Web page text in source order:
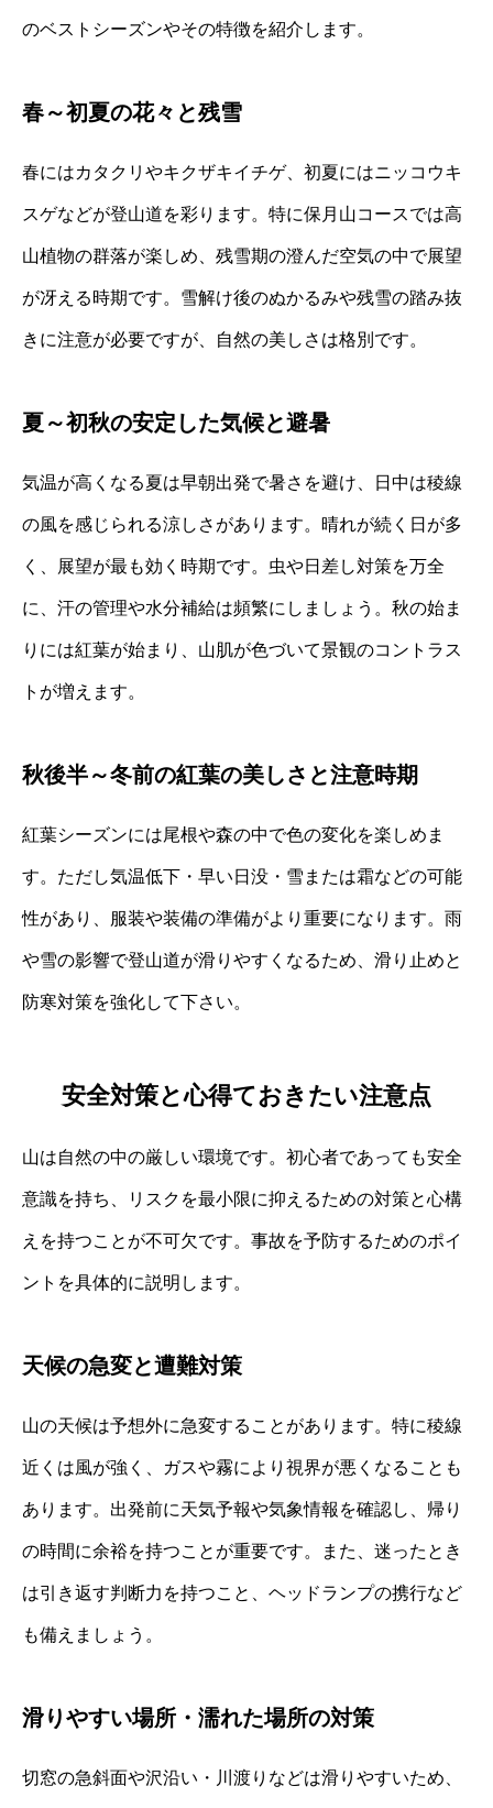
のベストシーズンやその特徴を紹介します。
春～初夏の花々と残雪
春にはカタクリやキクザキイチゲ、初夏にはニッコウキ
スゲなどが登山道を彩ります。特に保月山コースでは高
山植物の群落が楽しめ、残雪期の澄んだ空気の中で展望
が冴える時期です。雪解け後のぬかるみや残雪の踏み抜
きに注意が必要ですが、自然の美しさは格別です。
夏～初秋の安定した気候と避暑
気温が高くなる夏は早朝出発で暑さを避け、日中は稜線
の風を感じられる涼しさがあります。晴れが続く日が多
く、展望が最も効く時期です。虫や日差し対策を万全
に、汗の管理や水分補給は頻繁にしましょう。秋の始ま
りには紅葉が始まり、山肌が色づいて景観のコントラス
トが増えます。
秋後半～冬前の紅葉の美しさと注意時期
紅葉シーズンには尾根や森の中で色の変化を楽しめま
す。ただし気温低下・早い日没・雪または霜などの可能
性があり、服装や装備の準備がより重要になります。雨
や雪の影響で登山道が滑りやすくなるため、滑り止めと
防寒対策を強化して下さい。
安全対策と心得ておきたい注意点
山は自然の中の厳しい環境です。初心者であっても安全
意識を持ち、リスクを最小限に抑えるための対策と心構
えを持つことが不可欠です。事故を予防するためのポイ
ントを具体的に説明します。
天候の急変と遭難対策
山の天候は予想外に急変することがあります。特に稜線
近くは風が強く、ガスや霧により視界が悪くなることも
あります。出発前に天気予報や気象情報を確認し、帰り
の時間に余裕を持つことが重要です。また、迷ったとき
は引き返す判断力を持つこと、ヘッドランプの携行など
も備えましょう。
滑りやすい場所・濡れた場所の対策
切窓の急斜面や沢沿い・川渡りなどは滑りやすいため、